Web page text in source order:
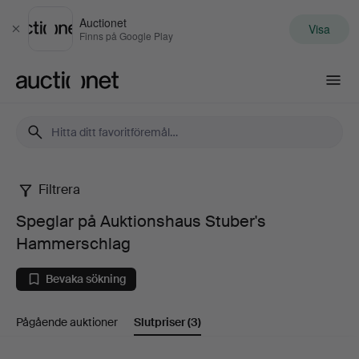
Stäng
Auctionet
Finns på Google Play Visa
Speglar
på
Auktionshaus
Stuber's
Filtrera
Speglar på Auktionshaus Stuber's
Hammerschlag
Bevaka sökning
Pågående auktioner Slutpriser(3)